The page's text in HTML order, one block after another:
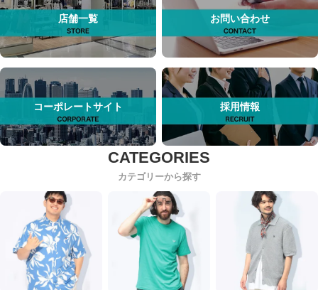
店舗一覧 お問い合わせ
コーポレートサイト 採用情報
カテゴリーから探す